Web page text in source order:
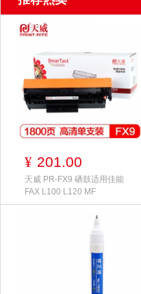
¥ 201.00
天威 PR-FX9 硒鼓适用佳能
FAX L100 L120 MF